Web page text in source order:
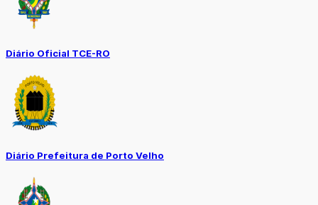
Diário Oficial TCE-RO
Diário Prefeitura de Porto Velho